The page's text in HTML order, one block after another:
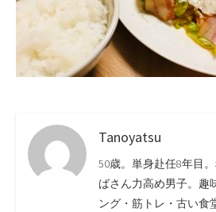
Tanoyatsu
50歳。単身赴任8年目
ばさん力高め男子。趣
ング・筋トレ・古い食